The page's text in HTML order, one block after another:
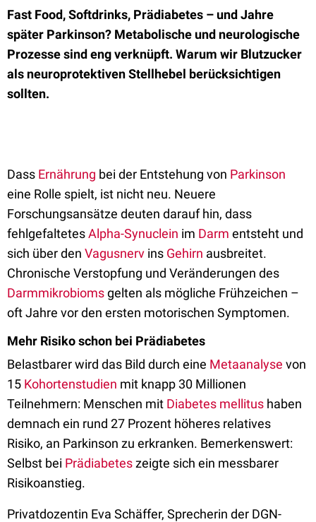
Fast Food, Softdrinks, Prädiabetes – und Jahre
später Parkinson? Metabolische und neurologische
Prozesse sind eng verknüpft. Warum wir Blutzucker
als neuroprotektiven Stellhebel berücksichtigen
sollten.
Dass Ernährung bei der Entstehung von Parkinson
eine Rolle spielt, ist nicht neu. Neuere
Forschungsansätze deuten darauf hin, dass
fehlgefaltetesAlpha-Synuclein im Darm entsteht und
sich über den Vagusnerv ins Gehirn ausbreitet.
Chronische Verstopfung und Veränderungen des
Darmmikrobiomsgelten als mögliche Frühzeichen –
oft Jahre vor den ersten motorischen Symptomen.
Mehr Risiko schon bei Prädiabetes
Belastbarer wird das Bild durch eine Metaanalyse von
15 Kohortenstudien mit knapp 30 Millionen
Teilnehmern: Menschen mit Diabetes mellitus haben
demnach ein rund 27 Prozent höheres relatives
Risiko, an Parkinson zu erkranken. Bemerkenswert:
Selbst bei Prädiabeteszeigte sich ein messbarer
Risikoanstieg.
Privatdozentin Eva Schäffer, Sprecherin der DGN-